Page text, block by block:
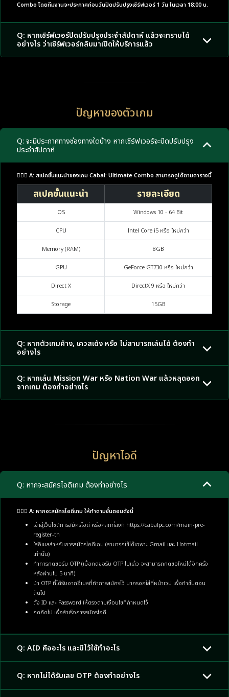
Combo โดยทีมงานจะประกาศก่อนวันปิดปรับปรุงเซิร์ฟเวอร์ 1 วัน ในเวลา 18:00 น.
Q: หากเซิร์ฟเวอร์ปิดปรับปรุงประจำสัปดาห์ แล้วจะทราบได้
อย่างไร ว่าเซิร์ฟเวอร์กลับมาเปิดให้บริการแล้ว
ปัญหาของตัวเกม
Q: จะมีประกาศทางช่องทางใดบ้าง หากเซิร์ฟเวอร์จะปิดปรับปรุง
ประจำสัปดาห์
🙋🏼‍♂️ A: สเปคขั้นแนะนำของเกม Cabal: Ultimate Combo สามารถดูได้ตามตารางนี้
สเปคขั้นแนะนำ รายละเอียด
OS Windows 10 - 64 Bit
CPU Intel Core i5 หรือ ใหม่กว่า
Memory (RAM) 8GB
GPU GeForce GT730 หรือ ใหม่กว่า
Direct X DirectX 9 หรือ ใหม่กว่า
Storage 15GB
Q: หากตัวเกมค้าง, เควสเด้ง หรือ ไม่สามารถเล่นได้ ต้องทำ
อย่างไร
Q: หากเล่น Mission War หรือ Nation War แล้วหลุดออก
จากเกม ต้องทำอย่างไร
ปัญหาไอดี
Q: หากจะสมัครไอดีเกม ต้องทำอย่างไร
🙋🏼‍♂️ A: หากจะสมัครไอดีเกม ให้ทำตามขั้นตอนดังนี้
เข้าสู่เว็บไซต์การสมัครไอดี หรือคลิกที่ลิงก์ https://cabalpc.com/main-pre-
register-th
ใส่อีเมลสำหรับการสมัครไอดีเกม (สามารถใช้ได้เฉพาะ Gmail และ Hotmail
เท่านั้น)
ทำการกดขอรับ OTP (เมื่อกดขอรับ OTP ไปแล้ว จะสามารถกดขอใหม่ได้อีกครั้ง
หลังผ่านไป 5 นาที)
นำ OTP ที่ได้รับจากอีเมลที่ทำการสมัครไว้ มากรอกใส่ที่หน้าเวป เพื่อทำขั้นตอน
ถัดไป
ตั้ง ID และ Password ให้ตรงตามเงื่อนไขที่กำหนดไว้
กดถัดไป เพื่อสำเร็จการสมัครไอดี
Q: AID คืออะไร และมีไว้ใช้ทำอะไร
Q: หากไม่ได้รับเลข OTP ต้องทำอย่างไร